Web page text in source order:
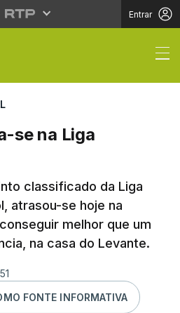
Entrar
se
se na Liga
classificado da Liga
atrasou-se hoje na
melhor que um
na casa do Levante.
FONTE INFORMATIVA